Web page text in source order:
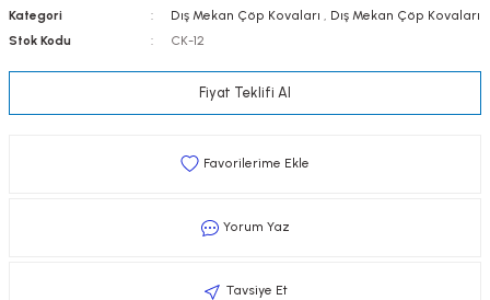
Kategori Dış Mekan Çöp Kovaları
Dış Mekan Çöp Kovaları
Stok Kodu
CK-12
Fiyat Teklifi Al
Yorum Yaz
Tavsiye Et